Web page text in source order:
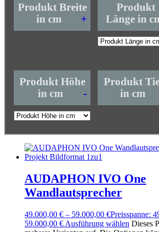
Produkt Breite
in cm
+
Produkt
Länge in
Produkt Höhe
in cm
-
Produkt
in cm
AUDAPHON IVO One
Wandlautsprecher
49.000,00 € – 59.000,00 €Preisspanne:
59.000,00 € Ausführung wählen Dieses